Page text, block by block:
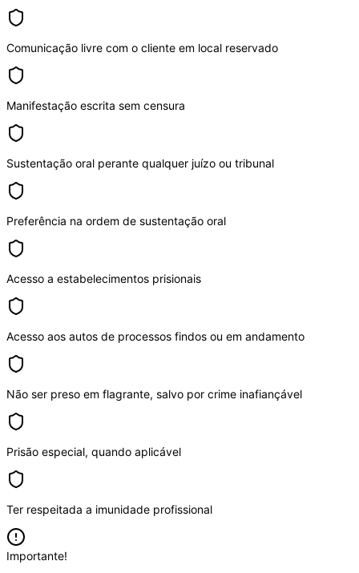
Comunicação livre com o cliente em local reservado
Manifestação escrita sem censura
Sustentação oral perante qualquer juízo ou tribunal
Preferência na ordem de sustentação oral
Acesso a estabelecimentos prisionais
Acesso aos autos de processos findos ou em andamento
Não ser preso em flagrante, salvo por crime inafiançável
Prisão especial, quando aplicável
Ter respeitada a imunidade profissional
Importante!